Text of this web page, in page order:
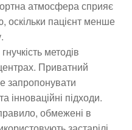
атмосфера сприяє
пацієнт менше
методів
Приватний
запропонувати
інноваційні підходи.
обмежені в